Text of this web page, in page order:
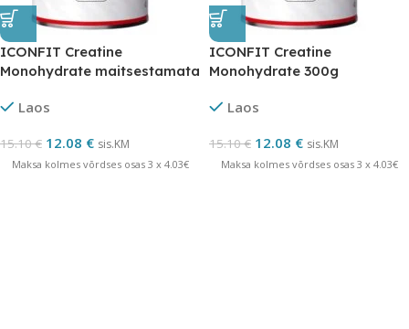
ICONFIT Creatine
Monohydrate maitsestamata
Laos
15.10€ 12.08 € sis.KM
Maksa kolmes võrdses osas 3 x 4.03€
ICONFIT Creatine
Monohydrate 300g
Laos
15.10€ 12.08 € sis.KM
Maksa kolmes võrdses osas 3 x 4.03€